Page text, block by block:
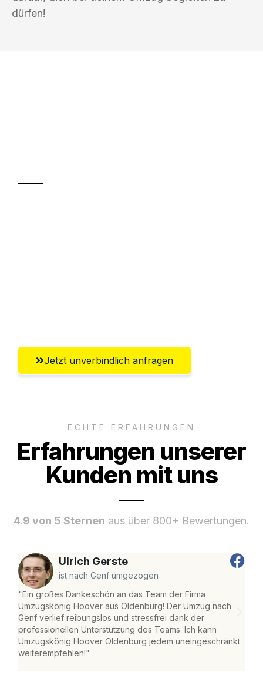
dürfen!
Jetzt unverbindlich anfragen
ECHTE ERFAHRUNGEN
Erfahrungen unserer
Kunden mit uns
4.9 von 5 Sternen aus über 800+ Bewertungen.
Ulrich Gerste
ist nach Genf umgezogen
"Ein großes Dankeschön an das Team der Firma
Umzugskönig Hoover aus Oldenburg! Der Umzug nach
Genf verlief reibungslos und stressfrei dank der
professionellen Unterstützung des Teams. Ich kann
Umzugskönig Hoover Oldenburg jedem uneingeschränkt
weiterempfehlen!"